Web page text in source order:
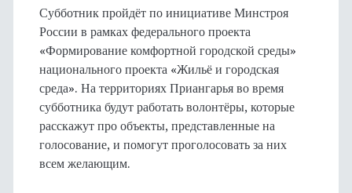
Субботник пройдёт по инициативе Минстроя
России в рамках федерального проекта
«Формирование комфортной городской среды»
национального проекта «Жильё и городская
среда». На территориях Приангарья во время
субботника будут работать волонтёры, которые
расскажут про объекты, представленные на
голосование, и помогут проголосовать за них
всем желающим.